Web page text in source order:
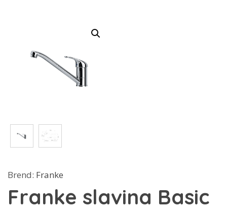
Brend: Franke
Franke slavina Basic